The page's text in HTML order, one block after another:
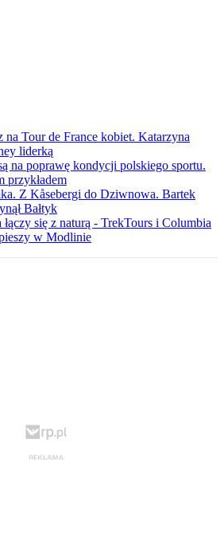
Tour de France kobiet. Katarzyna
liderką
na poprawę kondycji polskiego sportu.
przykładem
Z Kåsebergi do Dziwnowa. Bartek
Bałtyk
się z naturą - TrekTours i Columbia
w Modlinie